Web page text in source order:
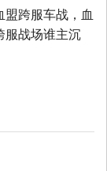
跨服车战，血
服战场谁主沉